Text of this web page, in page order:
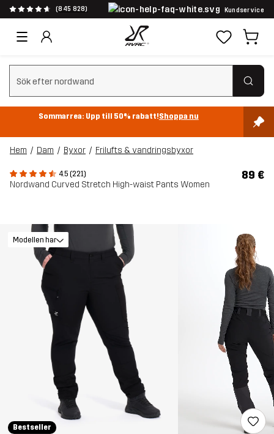
(845 828) Kundservice
Rensa sök
Sommarrea: Upp till 50% rabatt!Shoppa nu
Hem Dam Byxor Frilufts & vandringsbyxor
4.5 (221)
Nordwand Curved Stretch High-waist Pants Women
89 €
Bestseller
Modellen har